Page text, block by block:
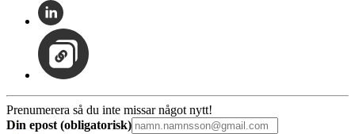
Prenumerera så du inte missar något nytt!
Din epost (obligatorisk)